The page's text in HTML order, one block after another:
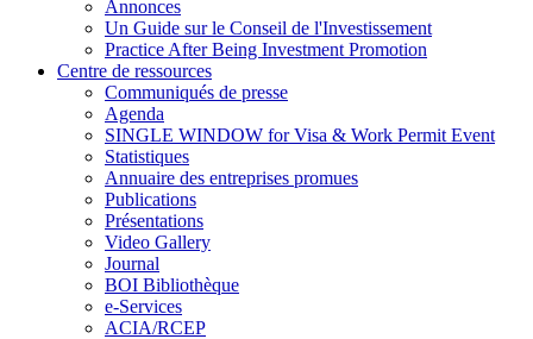
Annonces
Un Guide sur le Conseil de l'Investissement
Practice After Being Investment Promotion
Centre de ressources
Communiqués de presse
Agenda
SINGLE WINDOW for Visa & Work Permit Event
Statistiques
Annuaire des entreprises promues
Publications
Présentations
Video Gallery
Journal
BOI Bibliothèque
e-Services
ACIA/RCEP